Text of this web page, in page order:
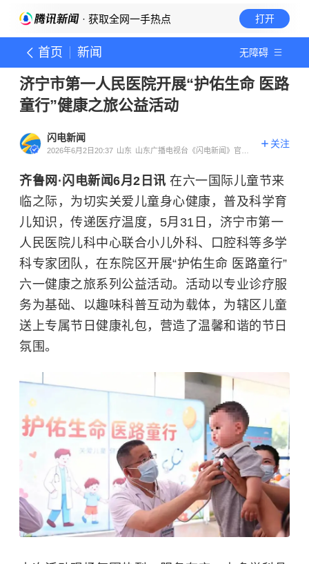
· 获取全网一手热点 打开
首页 新闻 无障碍
济宁市第一人民医院开展“护佑生命 医路
童行”健康之旅公益活动
闪电新闻
2026年6月2日20:37 山东 山东广播电视台《闪电新闻》官方
关注
齐鲁网·闪电新闻6月2日讯 在六一国际儿童节来
临之际，为切实关爱儿童身心健康，普及科学育
儿知识，传递医疗温度，5月31日，济宁市第一
人民医院儿科中心联合小儿外科、口腔科等多学
科专家团队，在东院区开展“护佑生命 医路童行”
六一健康之旅系列公益活动。活动以专业诊疗服
务为基础、以趣味科普互动为载体，为辖区儿童
送上专属节日健康礼包，营造了温馨和谐的节日
氛围。